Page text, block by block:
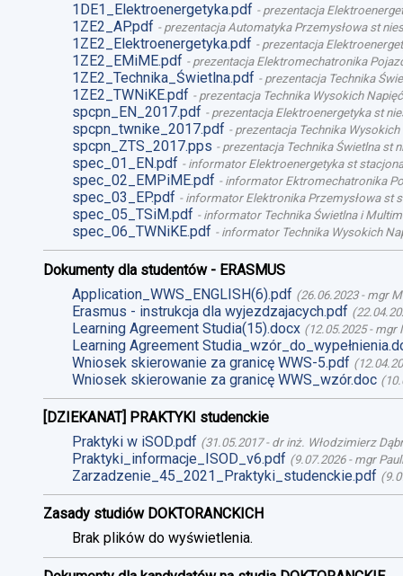
1DE1_Elektroenergetyka.pdf - prezentacja
1ZE2_AP.pdf - prezentacja Automatyka Przemysłowa st
1ZE2_Elektroenergetyka.pdf - prezentacja
1ZE2_EMiME.pdf - prezentacja Elektromechatronika
1ZE2_Technika_Świetlna.pdf - prezentacja Technika
1ZE2_TWNiKE.pdf - prezentacja Technika Wysokich
spcpn_EN_2017.pdf - prezentacja Elektroenergetyka st
spcpn_twnike_2017.pdf - prezentacja Technika
spcpn_ZTS_2017.pps - prezentacja Technika Świetlna st
spec_01_EN.pdf - informator Elektroenergetyka st
spec_02_EMPiME.pdf - informator Ektromechatronika
spec_03_EP.pdf - informator Elektronika Przemysłowa st
spec_05_TSiM.pdf - informator Technika Świetlna i
spec_06_TWNiKE.pdf - informator Technika Wysokich
Dokumenty dla studentów - ERASMUS
Application_WWS_ENGLISH(6).pdf (26.06.2023- mgr
Erasmus - instrukcja dla wyjezdzajacych.pdf (
Learning Agreement Studia(15).docx (12.05.2025- mgr
Learning Agreement
Wniosek skierowanie za granicę WWS-5.pdf (
Wniosek skierowanie za granicę WWS_wzór.doc (
[DZIEKANAT] PRAKTYKI studenckie
Praktyki w iSOD.pdf (31.05.2017- dr inż. Włodzimierz
Praktyki_informacje_ISOD_v6.pdf (9.07.2026- mgr
Zarzadzenie_45_2021_Praktyki_studenckie.pdf (
Zasady studiów DOKTORANCKICH
Brak plików do wyświetlenia.